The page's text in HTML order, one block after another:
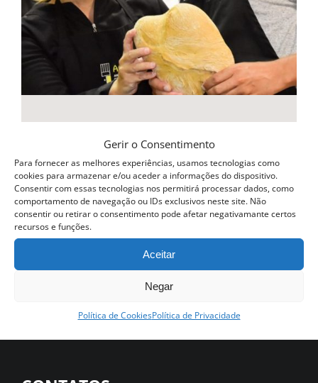
Gerir o Consentimento
Para fornecer as melhores experiências, usamos tecnologias como
cookies para armazenar e/ou aceder a informações do dispositivo.
Consentir com essas tecnologias nos permitirá processar dados, como
comportamento de navegação ou IDs exclusivos neste site. Não
consentir ou retirar o consentimento pode afetar negativamante certos
recursos e funções.
Aceitar
Negar
Política de CookiesPolítica de Privacidade
Curso Profissional Padaria
590.00€
Ver opções
This
has
The